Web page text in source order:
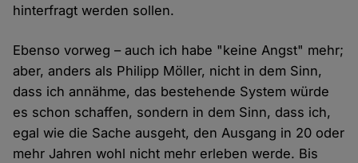
hinterfragt werden sollen.
Ebenso vorweg – auch ich habe "keine Angst" mehr;
aber, anders als Philipp Möller, nicht in dem Sinn,
dass ich annähme, das bestehende System würde
es schon schaffen, sondern in dem Sinn, dass ich,
egal wie die Sache ausgeht, den Ausgang in 20 oder
mehr Jahren wohl nicht mehr erleben werde. Bis